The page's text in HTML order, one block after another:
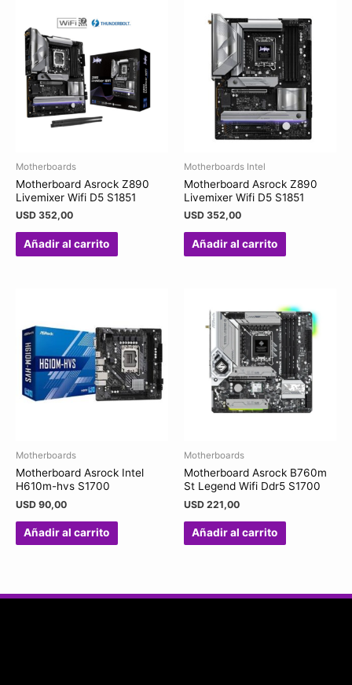
Motherboards
Motherboard Asrock Z890
Livemixer Wifi D5 S1851
USD 352,00
Añadir al carrito
Motherboards Intel
Motherboard Asrock Z890
Livemixer Wifi D5 S1851
USD 352,00
Añadir al carrito
Motherboards
Motherboard Asrock Intel
H610m-hvs S1700
USD 90,00
Añadir al carrito
Motherboards
Motherboard Asrock B760m
St Legend Wifi Ddr5 S1700
USD 221,00
Añadir al carrito